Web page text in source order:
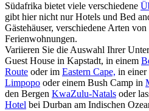
Südafrika bietet viele verschiedene
gibt hier nicht nur Hotels und Bed
Gästehäuser, verschiedene Arten
Ferienwohnungen.
Variieren Sie die Auswahl Ihrer
Guest House in Kapstadt, in einem
Route oder im Eastern Cape, in einer
Limpopo oder einem Bush Camp in
den Bergen KwaZulu-Natals oder
Hotel bei Durban am Indischen